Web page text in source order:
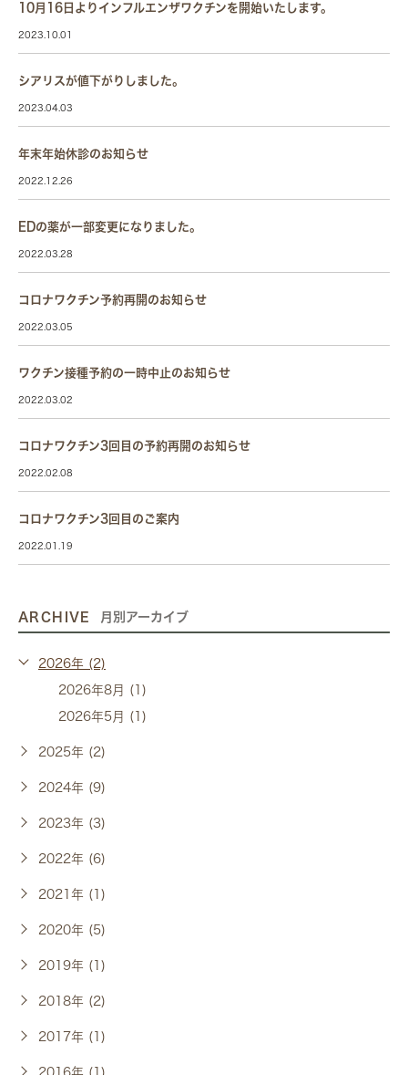
10月16日よりインフルエンザワクチンを開始いたします。
2023.10.01
シアリスが値下がりしました。
2023.04.03
年末年始休診のお知らせ
2022.12.26
EDの薬が一部変更になりました。
2022.03.28
コロナワクチン予約再開のお知らせ
2022.03.05
ワクチン接種予約の一時中止のお知らせ
2022.03.02
コロナワクチン3回目の予約再開のお知らせ
2022.02.08
コロナワクチン3回目のご案内
2022.01.19
ARCHIVE 月別アーカイブ
2026年 (2)
2026年8月 (1)
2026年5月 (1)
2025年 (2)
2024年 (9)
2023年 (3)
2022年 (6)
2021年 (1)
2020年 (5)
2019年 (1)
2018年 (2)
2017年 (1)
2016年 (1)